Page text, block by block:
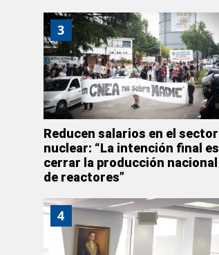
3
Reducen salarios en el sector
nuclear: “La intención final es
cerrar la producción nacional
de reactores”
4